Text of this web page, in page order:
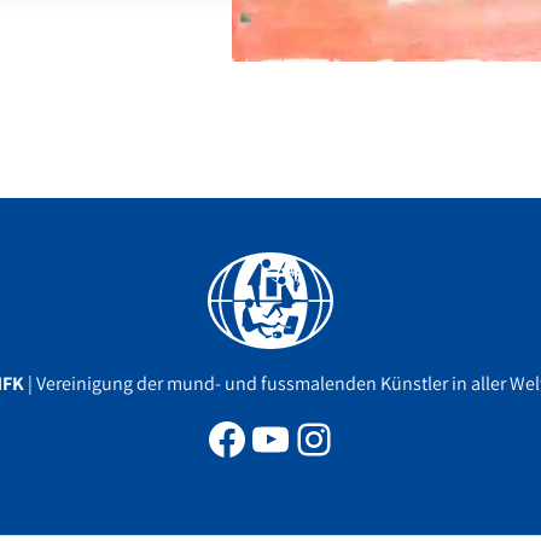
| Vereinigung der mund- und fussmalenden Künstler in aller
Facebook
YouTube
Instagram